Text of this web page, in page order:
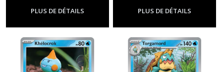
PLUS DE DÉTAILS PLUS DE DÉTAILS